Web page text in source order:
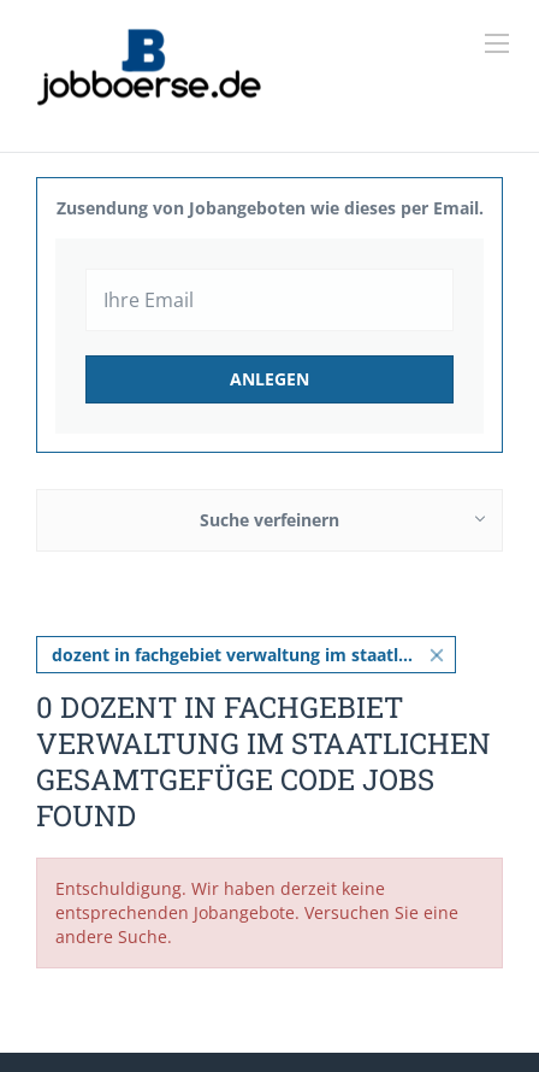
Zusendung von Jobangeboten wie dieses per Email.
Suche verfeinern
dozent in fachgebiet verwaltung im staatlichen gesamtgefüge code
0 DOZENT IN FACHGEBIET
VERWALTUNG IM STAATLICHEN
GESAMTGEFÜGE CODE JOBS
FOUND
Entschuldigung. Wir haben derzeit keine
entsprechenden Jobangebote. Versuchen Sie eine
andere Suche.